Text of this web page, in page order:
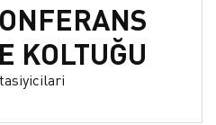
KOLTUĞU